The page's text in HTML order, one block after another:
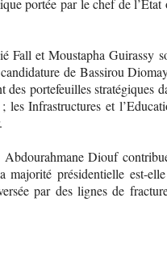
Fall et Moustapha Guirassy
de Bassirou
portefeuilles stratégiques
; les Infrastructures et
Diouf
présidentielle est-
par des lignes de